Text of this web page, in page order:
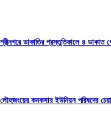
শ্রীনগরে ডাকাতির প্রস্তুতিকালে ৪ ডাকাত
লৌহজংয়ের কনকসার ইউনিয়ন পরিষদের